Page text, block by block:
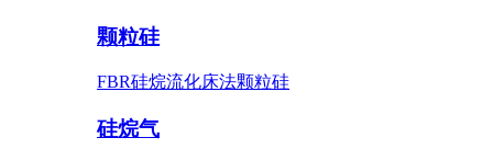
颗粒硅
FBR硅烷流化床法颗粒硅
硅烷气